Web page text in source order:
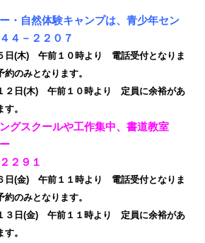
・自然体験キャンプは、青少年セン
４－２２０７
日(木) 午前１０時より 電話受付となりま
のみとなります。
２日(木) 午前１０時より 定員に余裕があ
。
グスクールや工作集中、書道教室
ー
２９１
日(金) 午前１１時より 電話受付となりま
のみとなります。
３日(金) 午前１１時より 定員に余裕があ
。